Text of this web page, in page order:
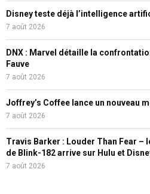
Disney teste déjà l’intelligence
7 août 2026
DNX : Marvel détaille la
Fauve
7 août 2026
Joffrey’s Coffee lance un nouveau
7 août 2026
Travis Barker : Louder Than Fear –
de Blink-182 arrive sur Hulu et
7 août 2026